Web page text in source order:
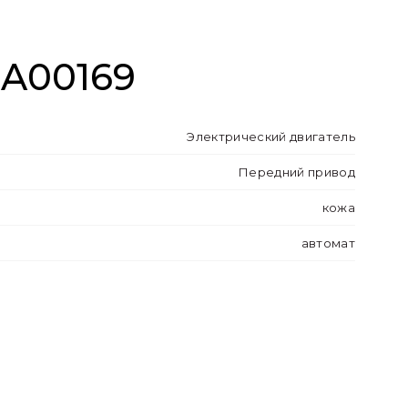
Электрический двигатель
Передний привод
кожа
автомат